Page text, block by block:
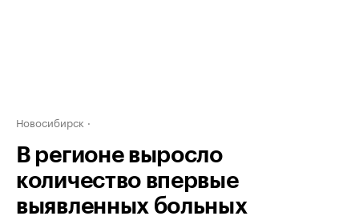
Новосибирск
В регионе выросло
количество впервые
выявленных больных